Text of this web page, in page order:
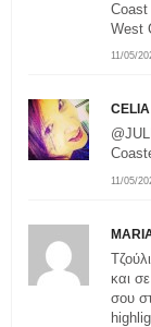
11/05/
West
CELIA
11/05/
και
σου